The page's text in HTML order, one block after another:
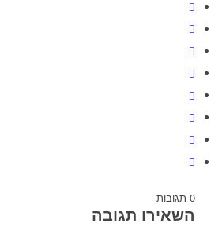
0 תגובות
השאירו תגובה